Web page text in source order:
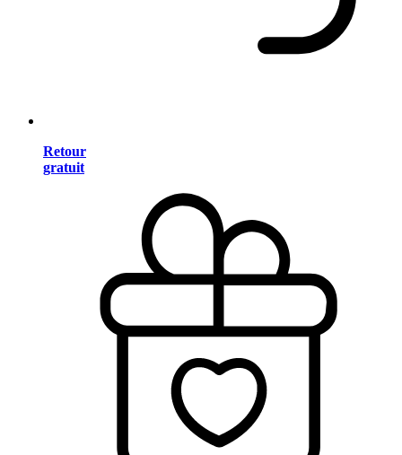
Retour
gratuit